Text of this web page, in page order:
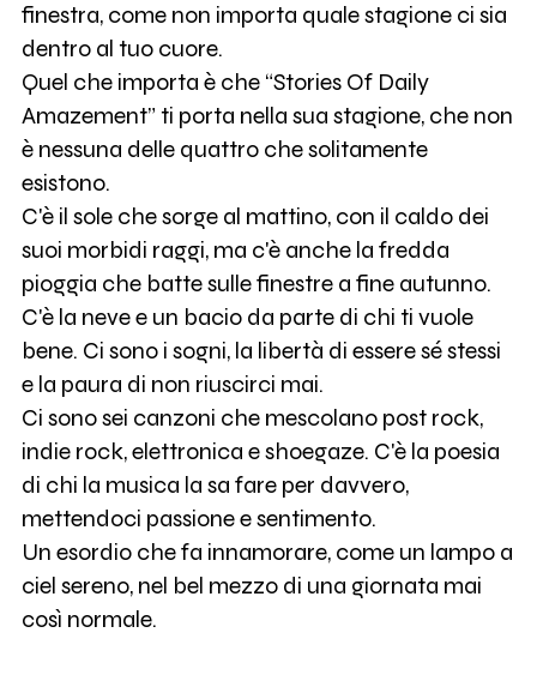
finestra, come non importa quale stagione ci sia
dentro al tuo cuore.
Quel che importa è che “Stories Of Daily
Amazement” ti porta nella sua stagione, che non
è nessuna delle quattro che solitamente
esistono.
C'è il sole che sorge al mattino, con il caldo dei
suoi morbidi raggi, ma c'è anche la fredda
pioggia che batte sulle finestre a fine autunno.
C'è la neve e un bacio da parte di chi ti vuole
bene. Ci sono i sogni, la libertà di essere sé stessi
e la paura di non riuscirci mai.
Ci sono sei canzoni che mescolano post rock,
indie rock, elettronica e shoegaze. C'è la poesia
di chi la musica la sa fare per davvero,
mettendoci passione e sentimento.
Un esordio che fa innamorare, come un lampo a
ciel sereno, nel bel mezzo di una giornata mai
così normale.